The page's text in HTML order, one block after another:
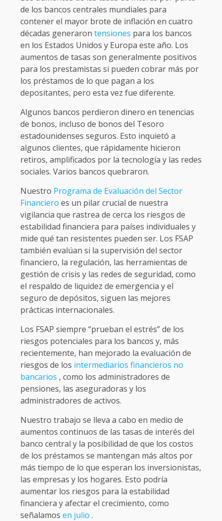
de los bancos centrales mundiales para
contener el mayor brote de inflación en cuatro
décadas generaron tensiones para los bancos
en los Estados Unidos y Europa este año. Los
aumentos de tasas son generalmente positivos
para los prestamistas si pueden cobrar más por
los préstamos de lo que pagan a los
depositantes, pero esta vez fue diferente.
Algunos bancos perdieron dinero en tenencias
de bonos, incluso de bonos del Tesoro
estadounidenses seguros. Esto inquietó a
algunos clientes, que rápidamente hicieron
retiros, amplificados por la tecnología y las redes
sociales. Varios bancos quebraron.
Nuestro Programa de Evaluación del Sector
Financiero es un pilar crucial de nuestra
vigilancia que rastrea de cerca los riesgos de
estabilidad financiera para países individuales y
mide qué tan resistentes pueden ser. Los FSAP
también evalúan si la supervisión del sector
financiero, la regulación, las herramientas de
gestión de crisis y las redes de seguridad, como
el respaldo de liquidez de emergencia y el
seguro de depósitos, siguen las mejores
prácticas internacionales.
Los FSAP siempre “prueban el estrés” de los
riesgos potenciales para los bancos y, más
recientemente, han mejorado la evaluación de
riesgos de los intermediarios financieros no
bancarios , como los administradores de
pensiones, las aseguradoras y los
administradores de activos.
Nuestro trabajo se lleva a cabo en medio de
aumentos continuos de las tasas de interés del
banco central y la posibilidad de que los costos
de los préstamos se mantengan más altos por
más tiempo de lo que esperan los inversionistas,
las empresas y los hogares. Esto podría
aumentar los riesgos para la estabilidad
financiera y afectar el crecimiento, como
señalamos en julio .